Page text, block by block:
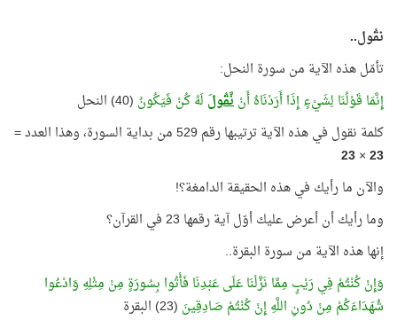
نقُول..
تأمّل هذه الآية من سورة النحل:
إِنَّمَا قَوْلُنَا لِشَيْءٍ إِذَا أَرَدْنَاهُ أَنْنَّقُولَلَهُ كُنْ فَيَكُونُ (40) النحل
كلمة نقول في هذه الآية ترتيبها رقم 529 من بداية السورة، وهذا العدد =
23
×
23
والآن ما رأيك في هذه الحقيقة الدامغة؟!
وما رأيك أن أعرض عليك أوّل آية رقمها 23 في القرآن؟
إنها هذه الآية من سورة البقرة..
وَإِنْ كُنْتُمْ فِي رَيْبٍ مِمَّا نَزَّلْنَا عَلَى عَبْدِنَا فَأْتُوا بِسُورَةٍ مِنْ مِثْلِهِ وَادْعُوا
شُهَدَاءَكُمْ مِنْ دُونِ اللَّهِ إِنْ كُنْتُمْ صَادِقِينَ (23) البقرة